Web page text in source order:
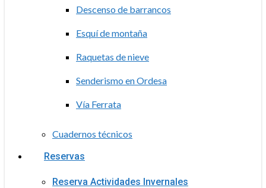
Descenso de barrancos
Esquí de montaña
Raquetas de nieve
Senderismo en Ordesa
Vía Ferrata
Cuadernos técnicos
Reservas
Reserva Actividades Invernales